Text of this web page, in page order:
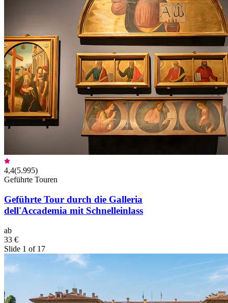
4,4(5.995)
Geführte Touren
Geführte Tour durch die Galleria
dell'Accademia mit Schnelleinlass
ab
33 €
Slide 1 of 17